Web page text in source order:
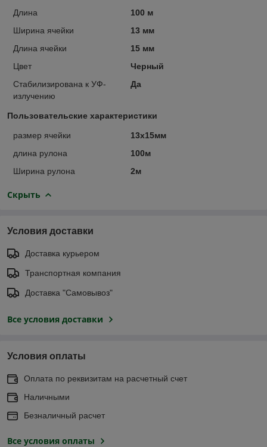
Длина
100 м
Ширина ячейки
13 мм
Длина ячейки
15 мм
Цвет
Черный
Стабилизирована к УФ-
излучению
Да
Пользовательские характеристики
размер ячейки
13х15мм
длина рулона
100м
Ширина рулона
2м
Скрыть
Условия доставки
Доставка курьером
Транспортная компания
Доставка "Самовывоз"
Все условия доставки
Условия оплаты
Оплата по реквизитам на расчетный счет
Наличными
Безналичный расчет
Все условия оплаты